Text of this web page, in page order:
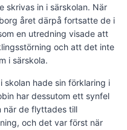
skrivas in i särskolan. När
året därpå fortsatte de i
en utredning visade att
och att det inte
i särskola.
skolan hade sin förklaring i
har dessutom ett synfel
när de flyttades till
och det var först när